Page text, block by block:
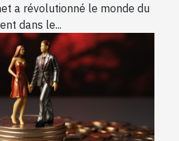
a révolutionné le monde du
dans le...